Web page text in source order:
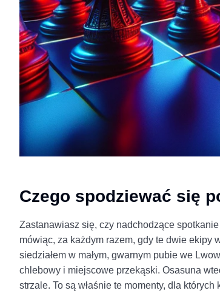
Czego spodziewać się
Zastanawiasz się, czy nadchodzące spotkanie
mówiąc, za każdym razem, gdy te dwie ekipy
siedziałem w małym, gwarnym pubie we
chlebowy i miejscowe przekąski. Osasuna
strzale. To są właśnie te momenty, dla których